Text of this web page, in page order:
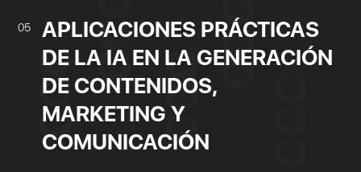
05
APLICACIONES PRÁCTICAS
DE LA IA EN LA GENERACIÓN
DE CONTENIDOS,
MARKETING Y
COMUNICACIÓN